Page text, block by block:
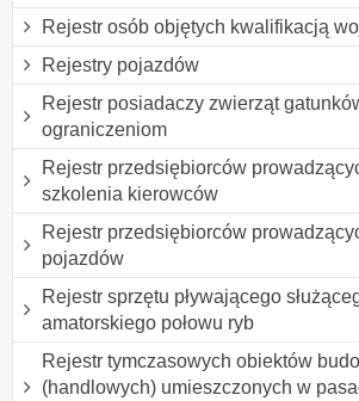
Rejestr osób objętych kwalifikacją
Rejestry pojazdów
Rejestr posiadaczy zwierząt
ograniczeniom
Rejestr przedsiębiorców
szkolenia kierowców
Rejestr przedsiębiorców
pojazdów
Rejestr sprzętu pływającego
amatorskiego połowu ryb
Rejestr tymczasowych obiektów
(handlowych) umieszczonych w